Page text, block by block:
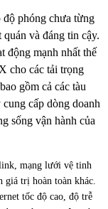
phóng chưa từng
và đáng tin cậy.
động mạnh nhất thế
cho các tải trọng
gồm cả các tàu
cấp dòng doanh
sống vận hành của
mạng lưới vệ tinh
giá trị hoàn toàn khác.
tốc độ cao, độ trễ